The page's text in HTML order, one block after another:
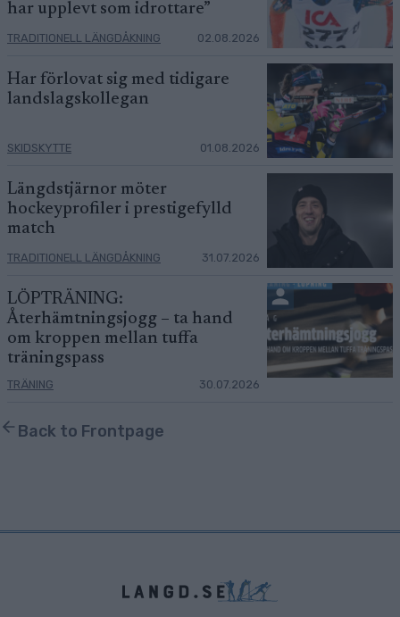
har upplevt som idrottare”
TRADITIONELL LÄNGDÅKNING 02.08.2026
Har förlovat sig med tidigare
landslagskollegan
SKIDSKYTTE 01.08.2026
Längdstjärnor möter
hockeyprofiler i prestigefylld
match
TRADITIONELL LÄNGDÅKNING 31.07.2026
LÖPTRÄNING:
Återhämtningsjogg – ta hand
om kroppen mellan tuffa
träningspass
TRÄNING 30.07.2026
Back to Frontpage